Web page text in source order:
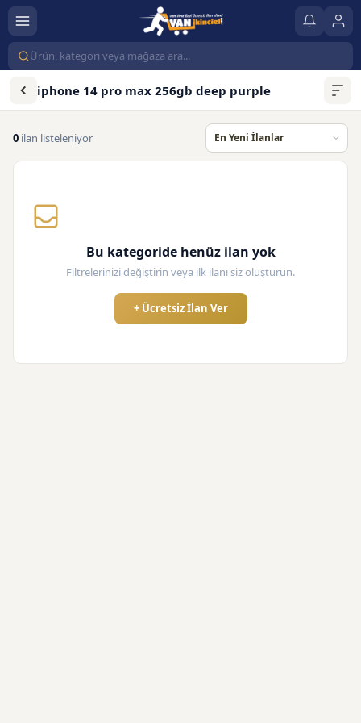
iphone 14 pro max 256gb deep purple
0 ilan listeleniyor
Bu kategoride henüz ilan yok
Filtrelerinizi değiştirin veya ilk ilanı siz oluşturun.
+ Ücretsiz İlan Ver